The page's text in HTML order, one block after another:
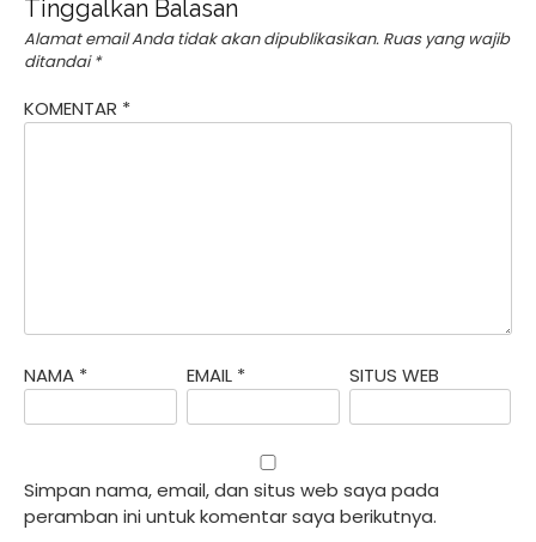
Tinggalkan Balasan
Alamat email Anda tidak akan dipublikasikan. Ruas yang wajib
ditandai*
KOMENTAR *
NAMA * EMAIL * SITUS WEB
Simpan nama, email, dan situs web saya pada
peramban ini untuk komentar saya berikutnya.